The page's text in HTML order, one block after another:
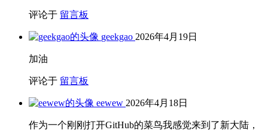
评论于 留言板
geekgao 2026年4月19日
加油
评论于 留言板
eewew 2026年4月18日
作为一个刚刚打开GitHub的菜鸟我感觉来到了新大陆，